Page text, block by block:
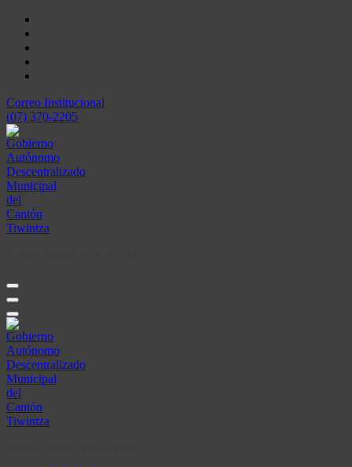
Skip
content
Correo Institucional
(07) 370-2205